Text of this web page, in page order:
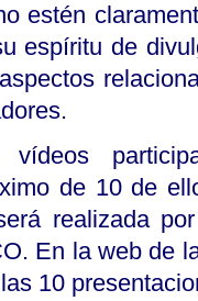
estén
espíritu de
de 10 de
realizada
En la web de
10